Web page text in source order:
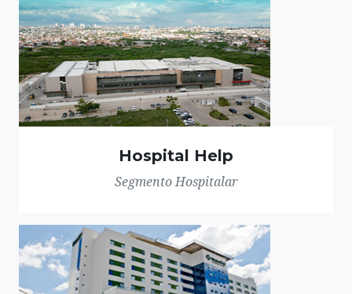
Hospital Help
Segmento Hospitalar